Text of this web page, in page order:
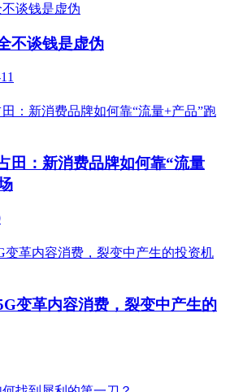
不谈钱是虚伪
田：新消费品牌如何靠“流量
变革内容消费，裂变中产生的